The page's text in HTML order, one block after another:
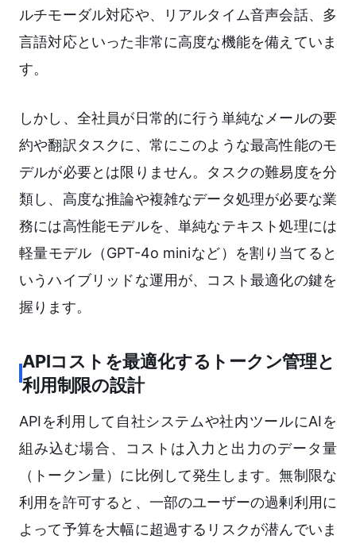
ルチモーダル対応や、リアルタイム音声会話、多
言語対応といった非常に高度な機能を備えていま
す。
しかし、全社員が日常的に行う単純なメールの要
約や翻訳タスクに、常にこのような最高性能のモ
デルが必要とは限りません。タスクの難易度を分
類し、高度な推論や複雑なデータ処理が必要な業
務には高性能モデルを、単純なテキスト処理には
軽量モデル（GPT-4o miniなど）を割り当てると
いうハイブリッドな運用が、コスト最適化の鍵を
握ります。
APIコストを最適化するトークン管理と
利用制限の設計
APIを利用して自社システムや社内ツールにAIを
組み込む場合、コストは入力と出力のデータ量
（トークン量）に比例して発生します。無制限な
利用を許可すると、一部のユーザーの過剰利用に
よって予算を大幅に超過するリスクが潜んでいま